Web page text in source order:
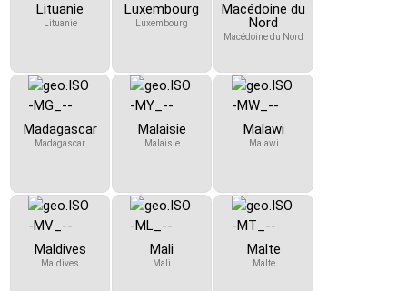
Lituanie
Lituanie
Luxembourg
Luxembourg
Macédoine du
Nord
Macédoine du Nord
Madagascar
Madagascar
Malaisie
Malaisie
Malawi
Malawi
Maldives
Maldives
Mali
Mali
Malte
Malte